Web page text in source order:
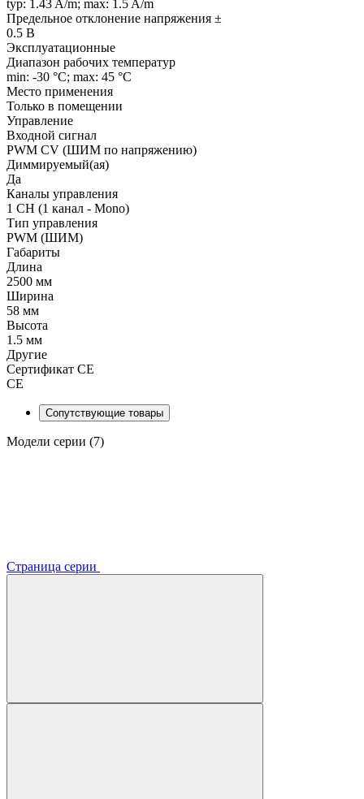
typ: 1.43 A/m; max: 1.5 A/m
Предельное отклонение напряжения ±
0.5 В
Эксплуатационные
Диапазон рабочих температур
min: -30 °C; max: 45 °C
Место применения
Только в помещении
Управление
Входной сигнал
PWM СV (ШИМ по напряжению)
Диммируемый(ая)
Да
Каналы управления
1 CH (1 канал - Mono)
Тип управления
PWM (ШИМ)
Габариты
Длина
2500 мм
Ширина
58 мм
Высота
1.5 мм
Другие
Сертификат CE
CE
Сопутствующие товары
Модели серии (7)
Страница серии